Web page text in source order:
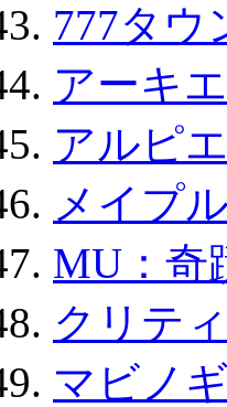
777タウ
アーキ
アルピ
メイプ
MU：奇
クリテ
マビノ